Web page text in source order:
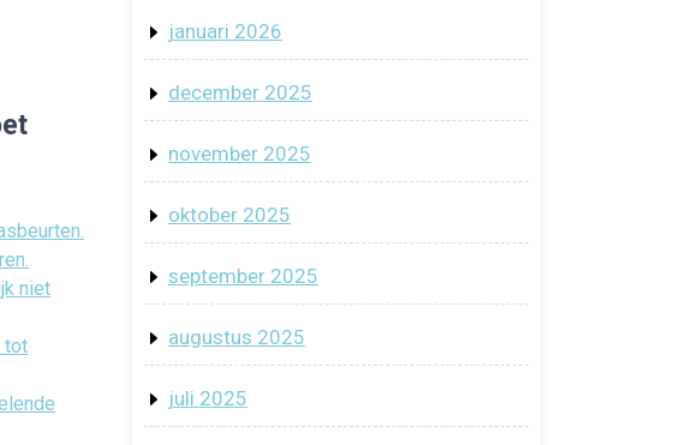
niet
tot
januari 2026
december 2025
november 2025
oktober 2025
september 2025
augustus 2025
juli 2025